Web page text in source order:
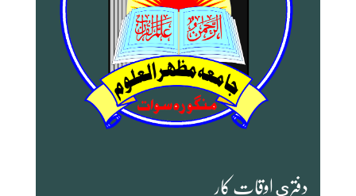
دفترى اوقات کار